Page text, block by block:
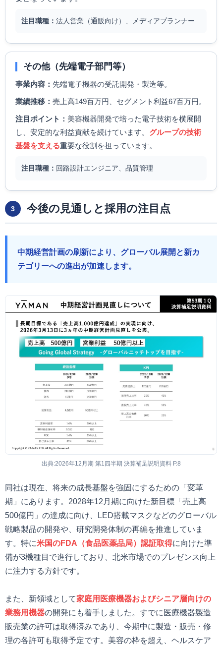
注目職種： 法人営業（通販向け）、メディアプランナー
その他（先端電子部門等）
事業内容： 先端電子機器の受託開発・製造等。
業績推移： 売上高149百万円、セグメント利益67百万円。
注目ポイント： 美容機器開発で培った電子技術を横展開
し、安定的な利益貢献を続けています。 グループの技術
基盤を支える重要な役割を担っています。
注目職種： 回路設計エンジニア、品質管理
3 今後の見通しと採用の注目点
中期経営計画の刷新により、グローバル展開と新カ
テゴリーへの進出が加速します。
出典:2026年12月期 第1四半期 決算補足説明資料 P.8
同社は現在、将来の成長基盤を強固にするための「変革
期」にあります。2028年12月期に向けた新目標「売上高
500億円」の達成に向け、LED搭載マスクなどのグローバル
戦略製品の開発や、研究開発体制の再編を推進していま
す。特に米国のFDA（食品医薬品局）認証取得に向けた準
備が3機種目で進行しており、北米市場でのプレゼンス向上
に注力する方針です。
また、新領域として家庭用医療機器およびシニア層向けの
業務用機器の開発にも着手しました。すでに医療機器製造
販売業の許可は取得済みであり、今期中に製造・販売・修
理の各許可も取得予定です。美容の枠を超え、ヘルスケア